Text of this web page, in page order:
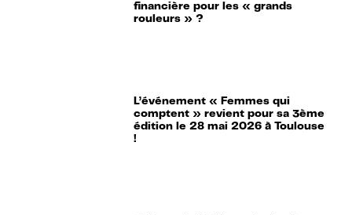
financière pour les « grands
rouleurs » ?
L’événement « Femmes qui
comptent » revient pour sa 3ème
édition le 28 mai 2026 à Toulouse
!